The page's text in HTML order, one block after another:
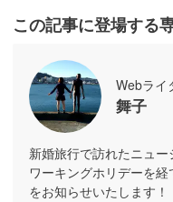
この記事に登場する
Webライ
舞子
新婚旅行で訪れたニュ
ワーキングホリデーを
をお知らせいたします！